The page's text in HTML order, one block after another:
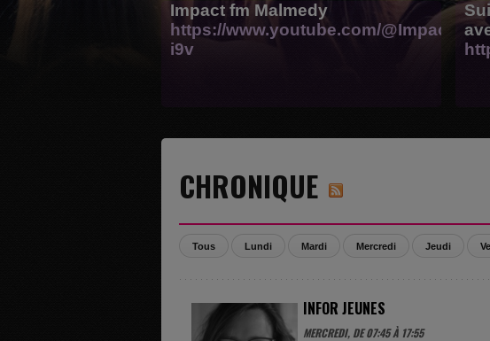
Impact fm Malmedy
https://www.youtube.com/@Impactfm-
i9v
CHRONIQUE
Tous Lundi Mardi Mercredi Jeudi
INFOR JEUNES
MERCREDI, DE 07:45 À 17:55